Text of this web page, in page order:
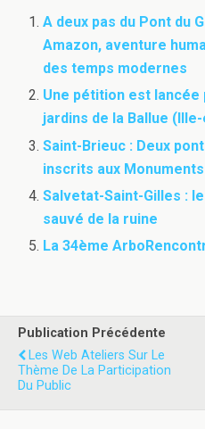
A deux pas du Pont du
Amazon, aventure
des temps modernes
Une pétition est lancée
jardins de la Ballue
Saint-Brieuc : Deux
inscrits aux
Salvetat-Saint-Gilles :
sauvé de la ruine
La 34ème
Publication Précédente
Les Web Ateliers Sur Le
Thème De La Participation
Du Public